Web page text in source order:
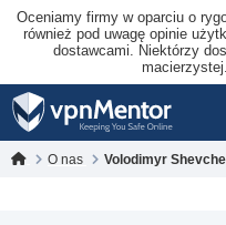
Oceniamy firmy w oparciu o
również pod uwagę opinie
dostawcami. Niektórzy
macierzystej.
O nas Volodimyr